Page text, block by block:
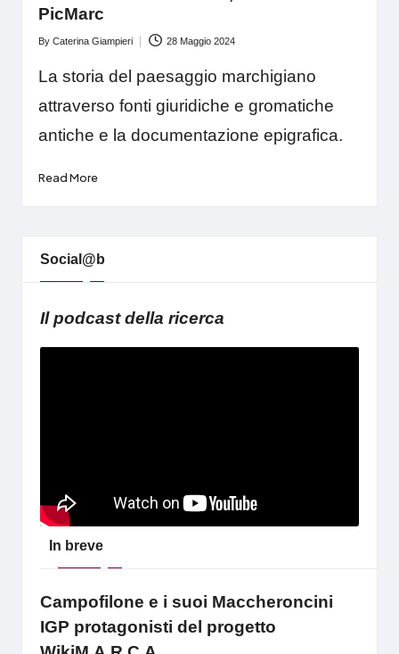
PicMarc
Posted
By Caterina Giampieri 28 Maggio 2024
La storia del paesaggio marchigiano
attraverso fonti giuridiche e gromatiche
antiche e la documentazione epigrafica.
Read More
Social@b
Il podcast della ricerca
In breve
Campofilone e i suoi Maccheroncini
IGP protagonisti del progetto